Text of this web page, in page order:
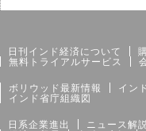
日刊インド経済について
無料トライアルサービス
ボリウッド最新情報 イン
インド省庁組織図
日系企業進出 ニュース解